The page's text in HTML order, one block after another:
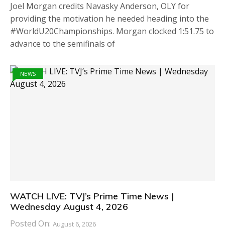
Joel Morgan credits Navasky Anderson, OLY for
providing the motivation he needed heading into the
#WorldU20Championships. Morgan clocked 1:51.75 to
advance to the semifinals of
NEWS
WATCH LIVE: TVJ’s Prime Time News |
Wednesday August 4, 2026
Posted On: August 6, 2026